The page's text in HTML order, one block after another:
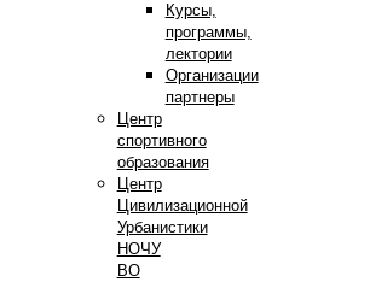
Курсы,
программы,
лектории
Организации
партнеры
Центр
спортивного
образования
Центр
Цивилизационной
Урбанистики
НОЧУ
ВО